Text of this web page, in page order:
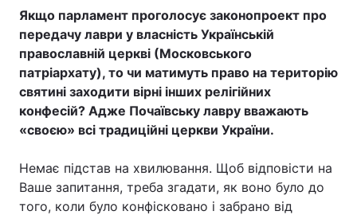
Головна Війна
Україна Політика
Спорт Наука
Якщо парламент проголосує законопроект про
передачу лаври у власність Українській
православній церкві (Московського
патріархату), то чи матимуть право на територію
святині заходити вірні інших релігійних
конфесій? Адже Почаївську лавру вважають
«своєю» всі традиційні церкви України.
Немає підстав на хвилювання. Щоб відповісти на
Ваше запитання, треба згадати, як воно було до
того, коли було конфісковано і забрано від